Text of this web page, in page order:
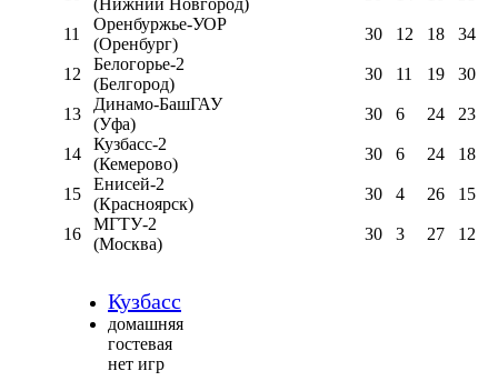
(Нижний Новгород)
11
Оренбуржье-УОР
(Оренбург)
30 12 18 34
12
Белогорье-2
(Белгород)
30 11 19 30
13
Динамо-БашГАУ
(Уфа)
30 6 24 23
14
Кузбасс-2
(Кемерово)
30 6 24 18
15
Енисей-2
(Красноярск)
30 4 26 15
16
МГТУ-2
(Москва)
30 3 27 12
Кузбасс
домашняя
гостевая
нет игр